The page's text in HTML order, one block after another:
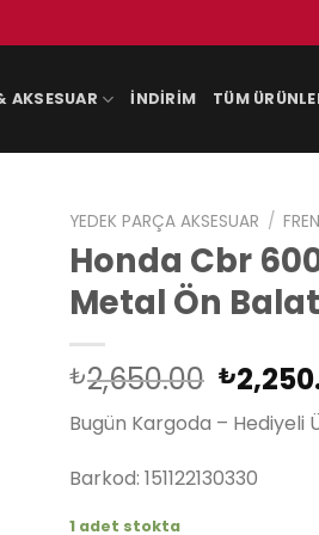
AKSESUAR İNDIRIM TÜM
YEDEK PARÇA AKSESUAR /
Honda Cbr
Metal Ön
₺2,650.00
fiyat:
₺
Bugün Kargoda – Hediyeli
Barkod: 151122130330
1 adet stokta